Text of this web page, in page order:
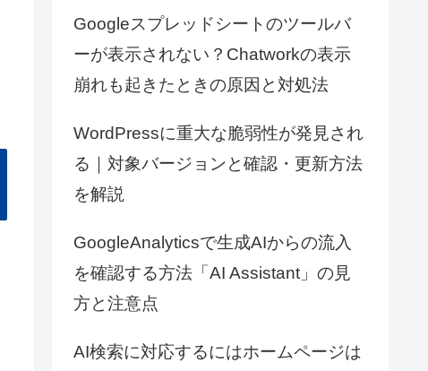
Googleスプレッドシートのツールバ
ーが表示されない？Chatworkの表示
崩れも起きたときの原因と対処法
WordPressに重大な脆弱性が発見され
る｜対象バージョンと確認・更新方法
を解説
GoogleAnalyticsで生成AIからの流入
を確認する方法「AI Assistant」の見
方と注意点
AI検索に対応するにはホームページは